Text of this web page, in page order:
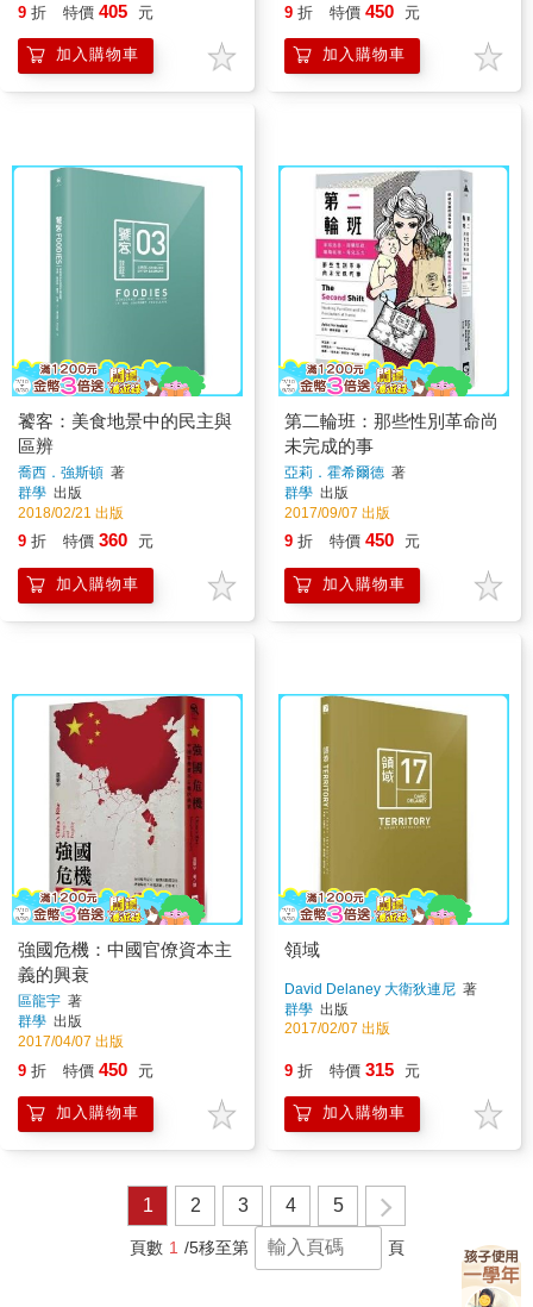
9 折 特價 405 元
加入購物車
9 折 特價 450 元
加入購物車
饕客：美食地景中的民主與
區辨
喬西．強斯頓 著
群學 出版
2018/02/21 出版
9 折 特價 360 元
加入購物車
第二輪班：那些性別革命尚
未完成的事
亞莉．霍希爾德 著
群學 出版
2017/09/07 出版
9 折 特價 450 元
加入購物車
強國危機：中國官僚資本主
義的興衰
區龍宇 著
群學 出版
2017/04/07 出版
9 折 特價 450 元
加入購物車
領域
David Delaney 大衛狄連尼 著
群學 出版
2017/02/07 出版
9 折 特價 315 元
加入購物車
1 2 3 4 5
頁數 1 /5移至第 頁